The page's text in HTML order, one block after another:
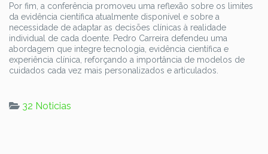
Por fim, a conferência promoveu uma reflexão sobre os limites
da evidência científica atualmente disponível e sobre a
necessidade de adaptar as decisões clínicas à realidade
individual de cada doente. Pedro Carreira defendeu uma
abordagem que integre tecnologia, evidência científica e
experiência clínica, reforçando a importância de modelos de
cuidados cada vez mais personalizados e articulados.
32 Noticias